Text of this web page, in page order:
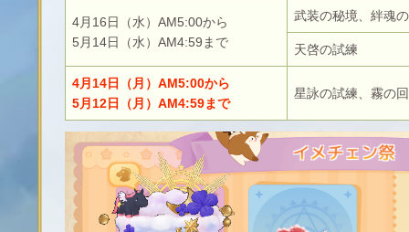
4月16日（水）AM5:00から
5月14日（水）AM4:59まで
武装の秘境、絆魂
天啓の試練
4月14日（月）AM5:00から
5月12日（月）AM4:59まで
星詠の試練、霧の